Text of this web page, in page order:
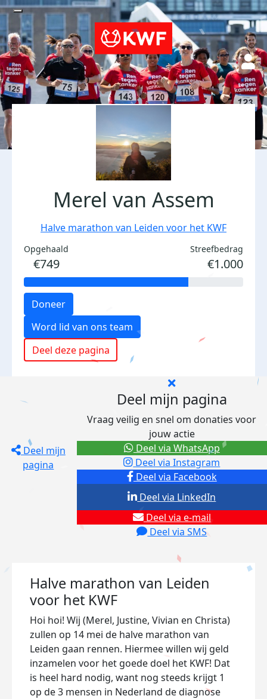
Merel van Assem
Halve marathon van Leiden voor het KWF
Opgehaald
€749
Streefbedrag
€1.000
Doneer
Word lid van ons team
Deel deze pagina
Deel mijn
pagina
Deel mijn pagina
Vraag veilig en snel om donaties voor
jouw actie
Deel via Facebook
Deel via Instagram
Deel via e-mail
Deel via SMS
Deel via LinkedIn
Deel via WhatsApp
Halve marathon van Leiden
voor het KWF
Hoi hoi! Wij (Merel, Justine, Vivian en Christa)
zullen op 14 mei de halve marathon van
Leiden gaan rennen. Hiermee willen wij geld
inzamelen voor het goede doel het KWF! Dat
is heel hard nodig, want nog steeds krijgt 1
op de 3 mensen in Nederland de diagnose